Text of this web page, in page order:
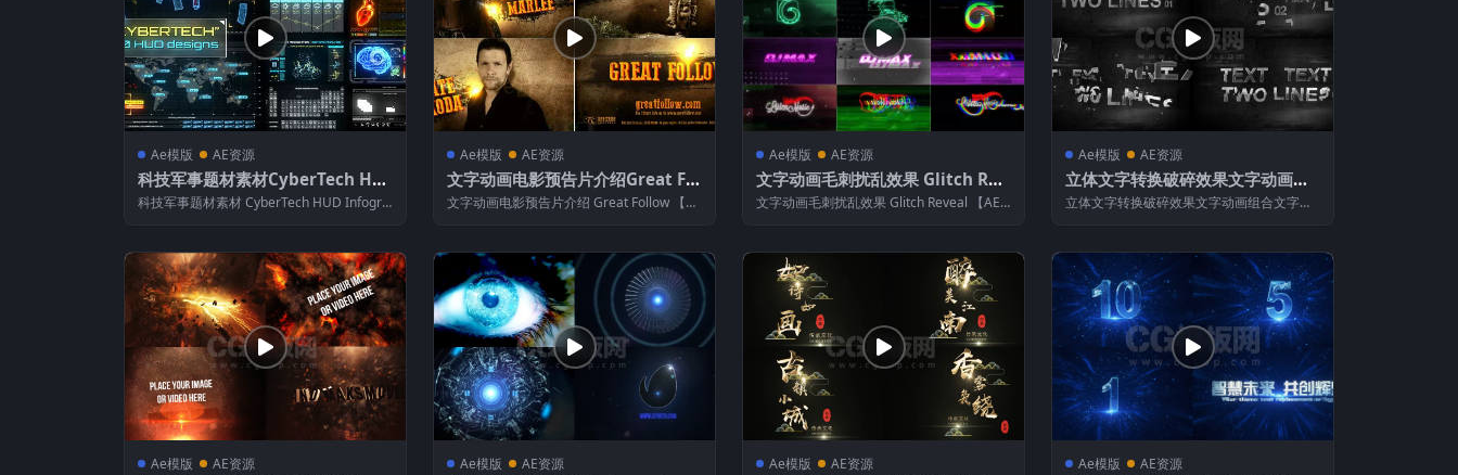
Ae模版 AE资源
科技军事题材素材CyberTech HU
D Infographic Pack
科技军事题材素材 CyberTech HUD Infogra
Ae模版 AE资源
文字动画电影预告片介绍Great Fol
low
文字动画电影预告片介绍 Great Follow 【AE
Ae模版 AE资源
文字动画毛刺扰乱效果 Glitch Rev
eal
文字动画毛刺扰乱效果 Glitch Reveal 【AE
Ae模版 AE资源
立体文字转换破碎效果文字动画组
合文字
立体文字转换破碎效果文字动画组合文字
Ae模版 AE资源 Ae模版 AE资源 Ae模版 AE资源 Ae模版 AE资源